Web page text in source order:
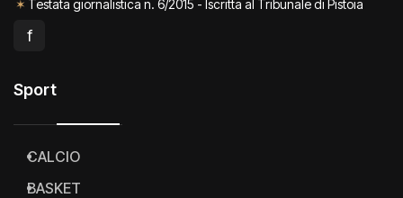
✶ Testata giornalistica n. 6/2015 - Iscritta al Tribunale di Pistoia
f
Sport
CALCIO
BASKET